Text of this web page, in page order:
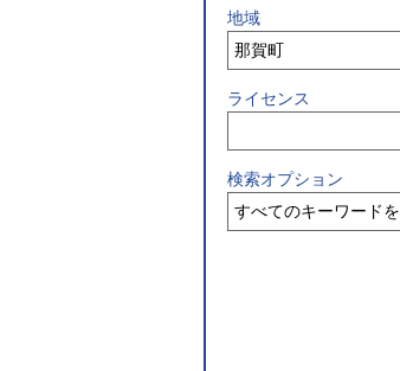
地域
ライセンス
検索オプション